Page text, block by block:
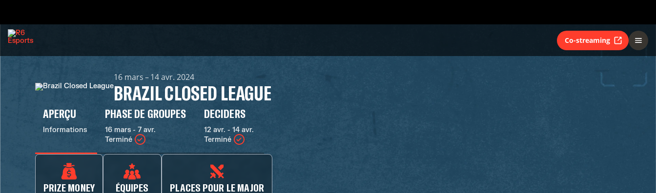
Co-streaming
16 mars – 14 avr. 2024
BRAZIL CLOSED LEAGUE
APERÇU
Informations
PHASE DE GROUPES
16 mars - 7 avr.
Terminé
DECIDERS
12 avr. - 14 avr.
Terminé
PRIZE MONEY
ÉQUIPES
PLACES POUR LE MAJOR